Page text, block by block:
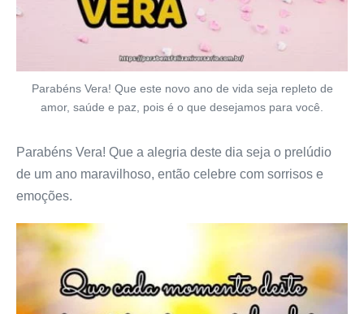
Parabéns Vera! Que este novo ano de vida seja repleto de
amor, saúde e paz, pois é o que desejamos para você.
Parabéns Vera! Que a alegria deste dia seja o prelúdio
de um ano maravilhoso, então celebre com sorrisos e
emoções.